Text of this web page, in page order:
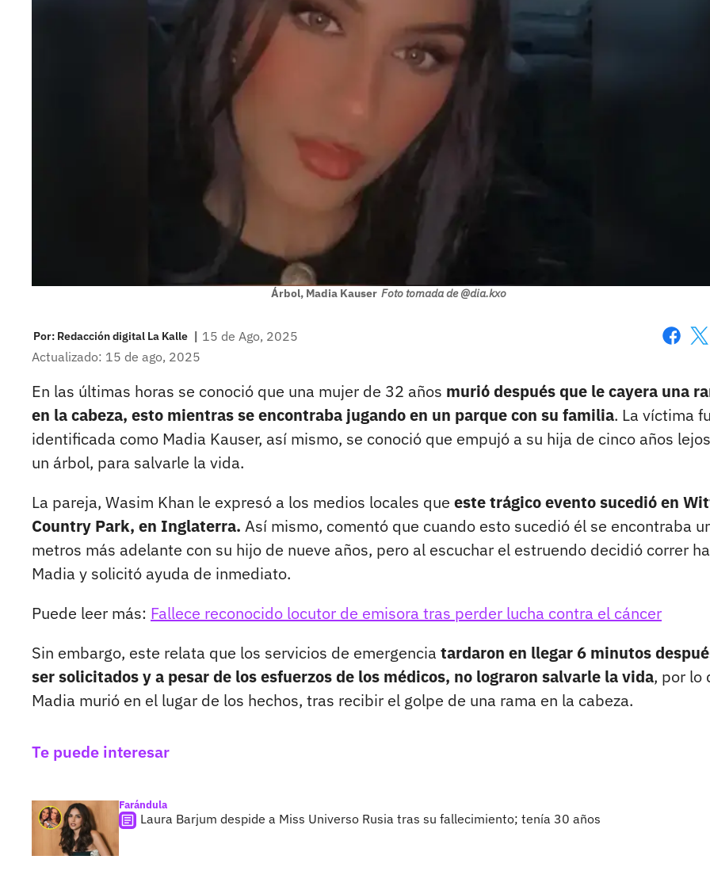
Árbol, Madia Kauser Foto tomada de @dia.kxo
Por: Redacción digital La Kalle | 15 de Ago, 2025
Actualizado: 15 de ago, 2025
En las últimas horas se conoció que una mujer de 32 años murió después que le cayera una
en la cabeza, esto mientras se encontraba jugando en un parque con su familia. La víctima
identificada como Madia Kauser, así mismo, se conoció que empujó a su hija de cinco años
un árbol, para salvarle la vida.
La pareja, Wasim Khan le expresó a los medios locales que este trágico evento sucedió en
Country Park, en Inglaterra. Así mismo, comentó que cuando esto sucedió él se encontraba
metros más adelante con su hijo de nueve años, pero al escuchar el estruendo decidió correr
Madia y solicitó ayuda de inmediato.
Puede leer más: Fallece reconocido locutor de emisora tras perder lucha contra el cáncer
Sin embargo, este relata que los servicios de emergencia tardaron en llegar 6 minutos
ser solicitados y a pesar de los esfuerzos de los médicos, no lograron salvarle la vida, por lo
Madia murió en el lugar de los hechos, tras recibir el golpe de una rama en la cabeza.
Te puede interesar
Farándula
Laura Barjum despide a Miss Universo Rusia tras su fallecimiento; tenía 30 años